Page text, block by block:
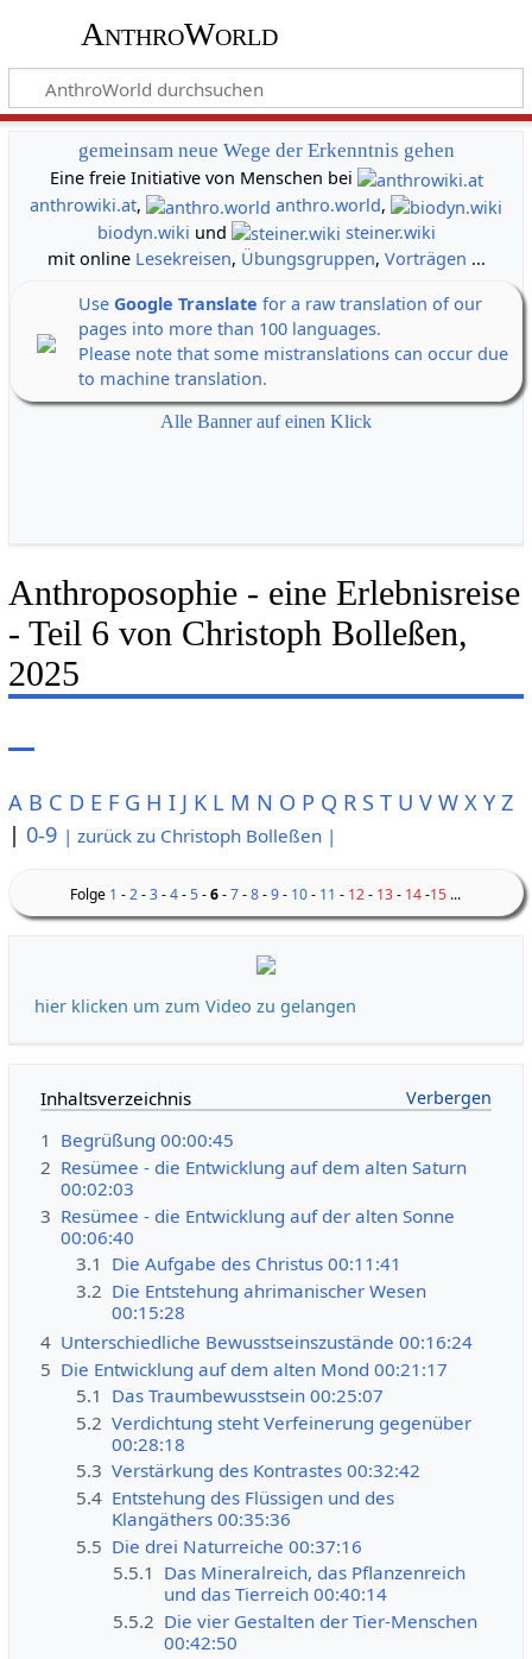
AnthroWorld
gemeinsam neue Wege der Erkenntnis gehen
Eine freie Initiative von Menschen bei
anthrowiki.at, anthro.world,
biodyn.wiki und
steiner.wiki
mit online Lesekreisen, Übungsgruppen, Vorträgen ...
Use Google Translate for a raw translation of our
pages into more than 100 languages.
Please note that some mistranslations can occur due
to machine translation.
Alle Banner auf einen Klick
Anthroposophie - eine Erlebnisreise
- Teil 6 von Christoph Bolleßen,
2025
A B C D E F G H I J K L M N O P Q R S T U V W X Y Z
| 0-9 | zurück zu Christoph Bolleßen |
Folge 1 -2-3-4-5-6-7-8-9- 10- 11 - 12- 13- 14-15 ...
hier klicken um zum Video zu gelangen
Inhaltsverzeichnis
1 Begrüßung 00:00:45
2 Resümee - die Entwicklung auf dem alten Saturn
00:02:03
3 Resümee - die Entwicklung auf der alten Sonne
00:06:40
3.1 Die Aufgabe des Christus 00:11:41
3.2 Die Entstehung ahrimanischer Wesen
00:15:28
4 Unterschiedliche Bewusstseinszustände 00:16:24
5 Die Entwicklung auf dem alten Mond 00:21:17
5.1 Das Traumbewusstsein 00:25:07
5.2 Verdichtung steht Verfeinerung gegenüber
00:28:18
5.3 Verstärkung des Kontrastes 00:32:42
5.4 Entstehung des Flüssigen und des
Klangäthers 00:35:36
5.5 Die drei Naturreiche 00:37:16
5.5.1 Das Mineralreich, das Pflanzenreich
und das Tierreich 00:40:14
5.5.2 Die vier Gestalten der Tier-Menschen
00:42:50